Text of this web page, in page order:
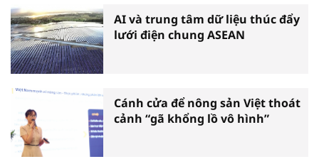
AI và trung tâm dữ liệu thúc đẩy
lưới điện chung ASEAN
Cánh cửa để nông sản Việt thoát
cảnh “gã khổng lồ vô hình”